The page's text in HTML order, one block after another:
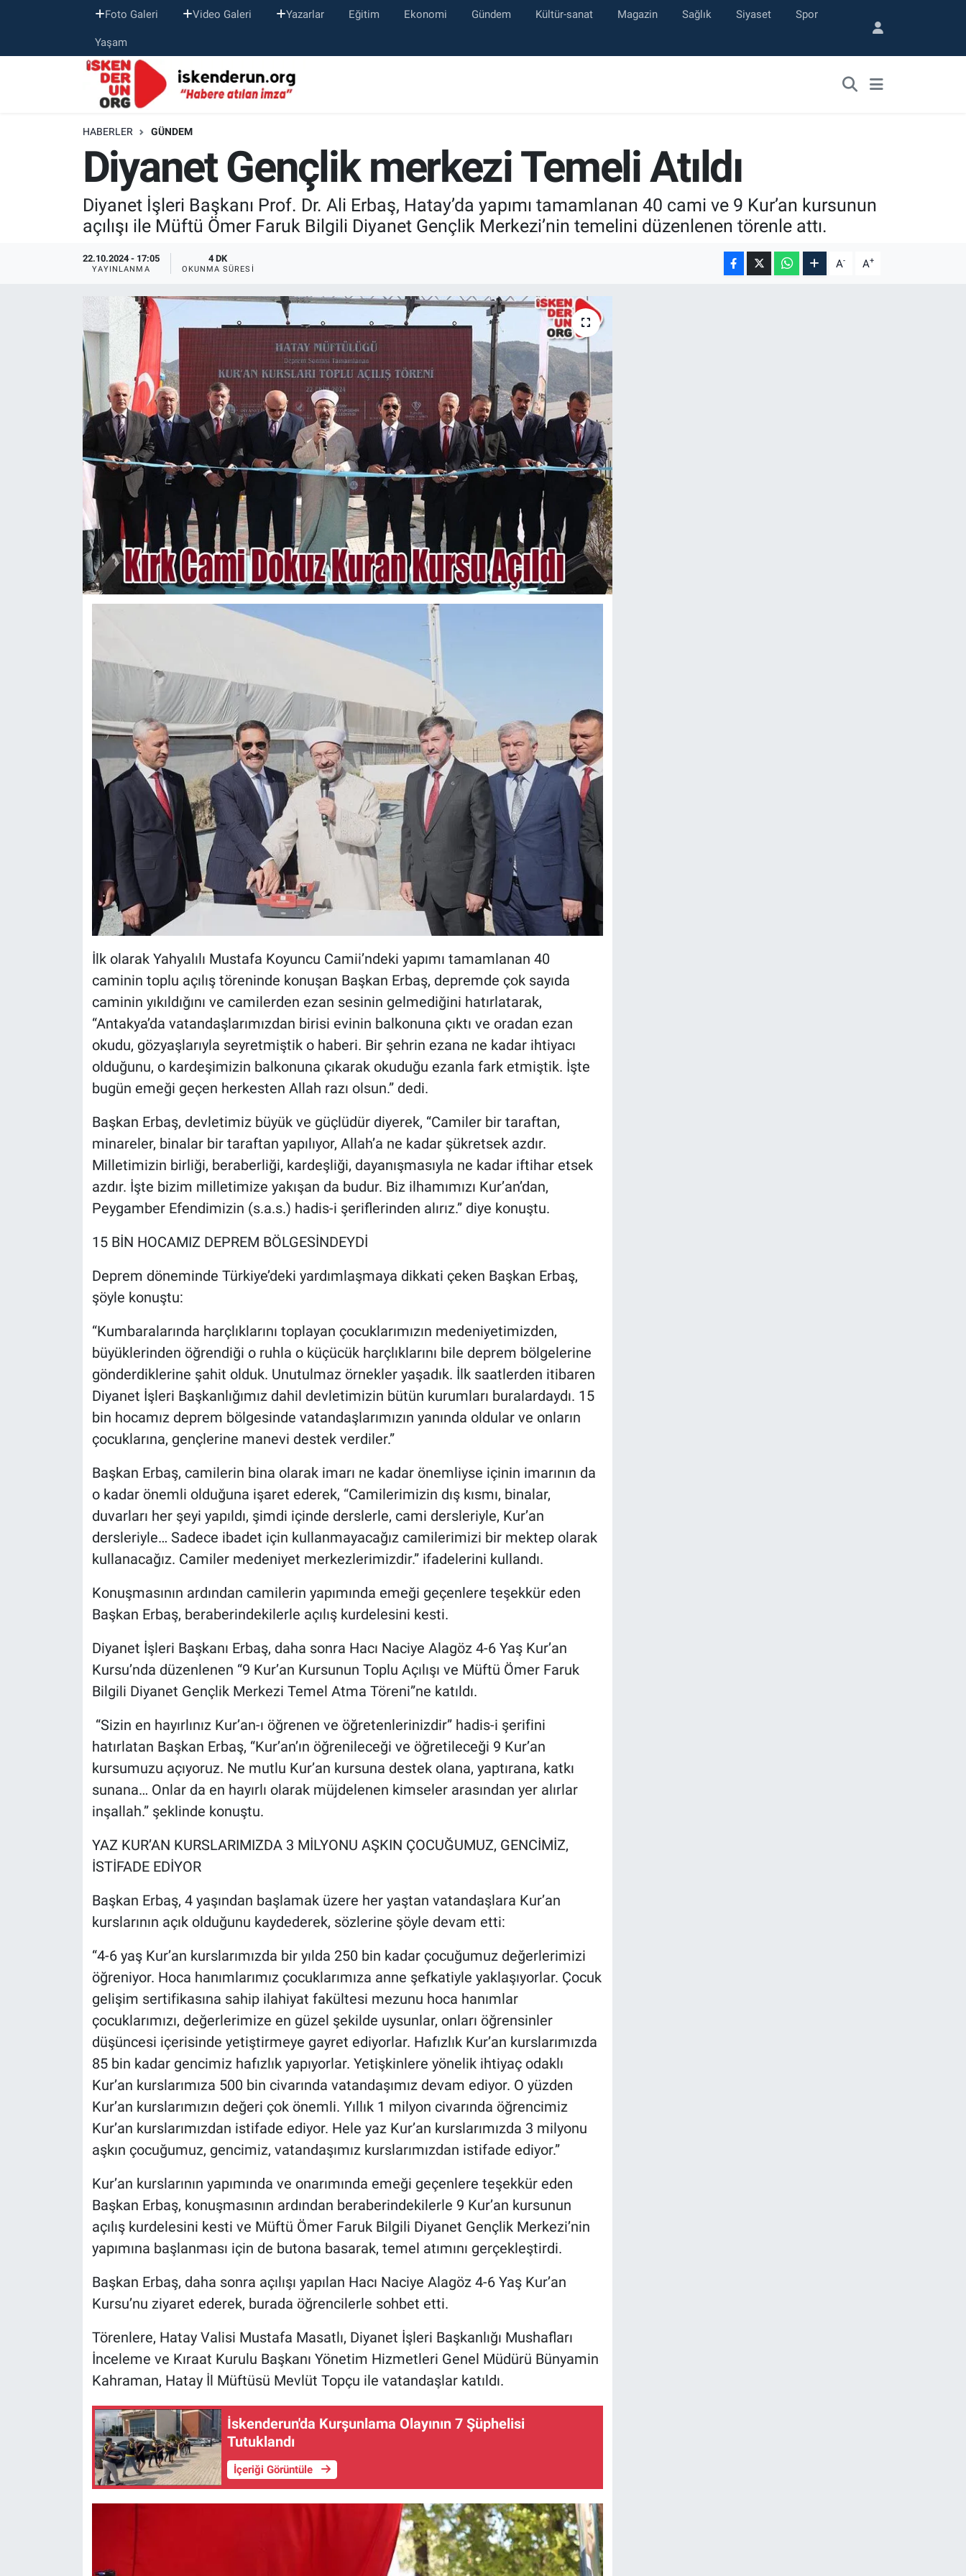
Foto Galeri Video Galeri Yazarlar Eğitim Ekonomi Gündem Kültür-sanat Magazin Sağlık Siyaset Spor
Yaşam
HABERLER GÜNDEM
Diyanet Gençlik merkezi Temeli Atıldı
Diyanet İşleri Başkanı Prof. Dr. Ali Erbaş, Hatay’da yapımı tamamlanan 40 cami ve 9 Kur’an kursunun
açılışı ile Müftü Ömer Faruk Bilgili Diyanet Gençlik Merkezi’nin temelini düzenlenen törenle attı.
22.10.2024 - 17:05
YAYINLANMA
4 DK
OKUNMA SÜRESI A- A+
İlk olarak Yahyalılı Mustafa Koyuncu Camii’ndeki yapımı tamamlanan 40
caminin toplu açılış töreninde konuşan Başkan Erbaş, depremde çok sayıda
caminin yıkıldığını ve camilerden ezan sesinin gelmediğini hatırlatarak,
“Antakya’da vatandaşlarımızdan birisi evinin balkonuna çıktı ve oradan ezan
okudu, gözyaşlarıyla seyretmiştik o haberi. Bir şehrin ezana ne kadar ihtiyacı
olduğunu, o kardeşimizin balkonuna çıkarak okuduğu ezanla fark etmiştik. İşte
bugün emeği geçen herkesten Allah razı olsun.” dedi.
Başkan Erbaş, devletimiz büyük ve güçlüdür diyerek, “Camiler bir taraftan,
minareler, binalar bir taraftan yapılıyor, Allah’a ne kadar şükretsek azdır.
Milletimizin birliği, beraberliği, kardeşliği, dayanışmasıyla ne kadar iftihar etsek
azdır. İşte bizim milletimize yakışan da budur. Biz ilhamımızı Kur’an’dan,
Peygamber Efendimizin (s.a.s.) hadis-i şeriflerinden alırız.” diye konuştu.
15 BİN HOCAMIZ DEPREM BÖLGESİNDEYDİ
Deprem döneminde Türkiye’deki yardımlaşmaya dikkati çeken Başkan Erbaş,
şöyle konuştu:
“Kumbaralarında harçlıklarını toplayan çocuklarımızın medeniyetimizden,
büyüklerinden öğrendiği o ruhla o küçücük harçlıklarını bile deprem bölgelerine
gönderdiklerine şahit olduk. Unutulmaz örnekler yaşadık. İlk saatlerden itibaren
Diyanet İşleri Başkanlığımız dahil devletimizin bütün kurumları buralardaydı. 15
bin hocamız deprem bölgesinde vatandaşlarımızın yanında oldular ve onların
çocuklarına, gençlerine manevi destek verdiler.”
Başkan Erbaş, camilerin bina olarak imarı ne kadar önemliyse içinin imarının da
o kadar önemli olduğuna işaret ederek, “Camilerimizin dış kısmı, binalar,
duvarları her şeyi yapıldı, şimdi içinde derslerle, cami dersleriyle, Kur’an
dersleriyle… Sadece ibadet için kullanmayacağız camilerimizi bir mektep olarak
kullanacağız. Camiler medeniyet merkezlerimizdir.” ifadelerini kullandı.
Konuşmasının ardından camilerin yapımında emeği geçenlere teşekkür eden
Başkan Erbaş, beraberindekilerle açılış kurdelesini kesti.
Diyanet İşleri Başkanı Erbaş, daha sonra Hacı Naciye Alagöz 4-6 Yaş Kur’an
Kursu’nda düzenlenen “9 Kur’an Kursunun Toplu Açılışı ve Müftü Ömer Faruk
Bilgili Diyanet Gençlik Merkezi Temel Atma Töreni”ne katıldı.
“Sizin en hayırlınız Kur’an-ı öğrenen ve öğretenlerinizdir” hadis-i şerifini
hatırlatan Başkan Erbaş, “Kur’an’ın öğrenileceği ve öğretileceği 9 Kur’an
kursumuzu açıyoruz. Ne mutlu Kur’an kursuna destek olana, yaptırana, katkı
sunana… Onlar da en hayırlı olarak müjdelenen kimseler arasından yer alırlar
inşallah.” şeklinde konuştu.
YAZ KUR’AN KURSLARIMIZDA 3 MİLYONU AŞKIN ÇOCUĞUMUZ, GENCİMİZ,
İSTİFADE EDİYOR
Başkan Erbaş, 4 yaşından başlamak üzere her yaştan vatandaşlara Kur’an
kurslarının açık olduğunu kaydederek, sözlerine şöyle devam etti:
“4-6 yaş Kur’an kurslarımızda bir yılda 250 bin kadar çocuğumuz değerlerimizi
öğreniyor. Hoca hanımlarımız çocuklarımıza anne şefkatiyle yaklaşıyorlar. Çocuk
gelişim sertifikasına sahip ilahiyat fakültesi mezunu hoca hanımlar
çocuklarımızı, değerlerimize en güzel şekilde uysunlar, onları öğrensinler
düşüncesi içerisinde yetiştirmeye gayret ediyorlar. Hafızlık Kur’an kurslarımızda
85 bin kadar gencimiz hafızlık yapıyorlar. Yetişkinlere yönelik ihtiyaç odaklı
Kur’an kurslarımıza 500 bin civarında vatandaşımız devam ediyor. O yüzden
Kur’an kurslarımızın değeri çok önemli. Yıllık 1 milyon civarında öğrencimiz
Kur’an kurslarımızdan istifade ediyor. Hele yaz Kur’an kurslarımızda 3 milyonu
aşkın çocuğumuz, gencimiz, vatandaşımız kurslarımızdan istifade ediyor.”
Kur’an kurslarının yapımında ve onarımında emeği geçenlere teşekkür eden
Başkan Erbaş, konuşmasının ardından beraberindekilerle 9 Kur’an kursunun
açılış kurdelesini kesti ve Müftü Ömer Faruk Bilgili Diyanet Gençlik Merkezi’nin
yapımına başlanması için de butona basarak, temel atımını gerçekleştirdi.
Başkan Erbaş, daha sonra açılışı yapılan Hacı Naciye Alagöz 4-6 Yaş Kur’an
Kursu’nu ziyaret ederek, burada öğrencilerle sohbet etti.
Törenlere, Hatay Valisi Mustafa Masatlı, Diyanet İşleri Başkanlığı Mushafları
İnceleme ve Kıraat Kurulu Başkanı Yönetim Hizmetleri Genel Müdürü Bünyamin
Kahraman, Hatay İl Müftüsü Mevlüt Topçu ile vatandaşlar katıldı.
İskenderun'da Kurşunlama Olayının 7 Şüphelisi
Tutuklandı
İçeriği Görüntüle